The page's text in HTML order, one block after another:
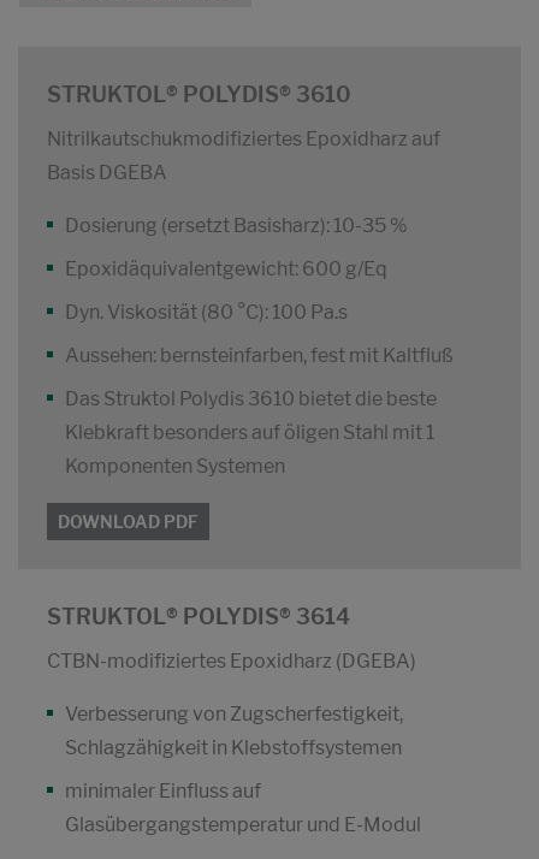
STRUKTOL® POLYDIS® 3610
Nitrilkautschukmodifiziertes Epoxidharz auf
Basis DGEBA
Dosierung (ersetzt Basisharz): 10-35 %
Epoxidäquivalentgewicht: 600 g/Eq
Dyn. Viskosität (80 °C): 100 Pa.s
Aussehen: bernsteinfarben, fest mit Kaltfluß
Das Struktol Polydis 3610 bietet die beste
Klebkraft besonders auf öligen Stahl mit 1
Komponenten Systemen
DOWNLOAD PDF
STRUKTOL® POLYDIS® 3614
CTBN-modifiziertes Epoxidharz (DGEBA)
Verbesserung von Zugscherfestigkeit,
Schlagzähigkeit in Klebstoffsystemen
minimaler Einfluss auf
Glasübergangstemperatur und E-Modul